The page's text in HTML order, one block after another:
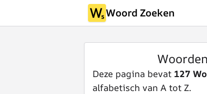
Woord Zoeken
Deze pagina bevat 127
alfabetisch van A tot Z.